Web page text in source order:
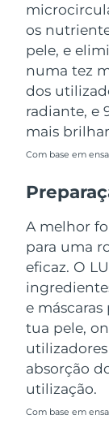
os
pele, e
numa tez
dos
radiante, e
mais
Com base em
A melhor
para uma
eficaz. O
e
tua pele,
absorção
utilização.
Com base em